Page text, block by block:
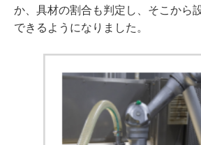
か、具材の割合も判定し、そこから
できるようになりました。